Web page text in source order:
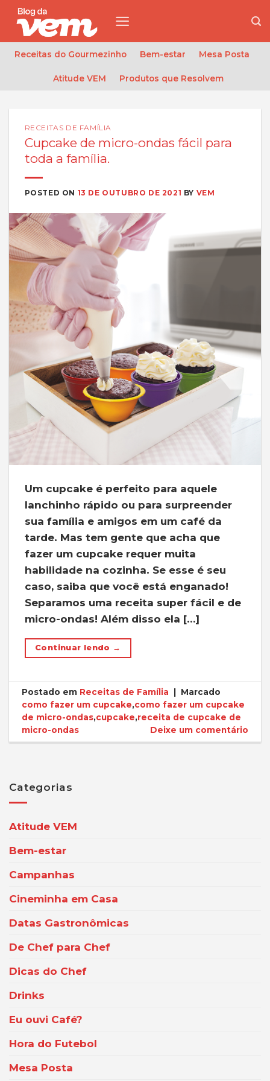
Skip
content
Receitas do Gourmezinho Bem-estar Mesa Posta
Atitude VEM Produtos que Resolvem
RECEITAS DE FAMÍLIA
Cupcake de micro-ondas fácil para
toda a família.
POSTED ON 13 DE OUTUBRO DE 2021 BY VEM
Um cupcake é perfeito para aquele
lanchinho rápido ou para surpreender
sua família e amigos em um café da
tarde. Mas tem gente que acha que
fazer um cupcake requer muita
habilidade na cozinha. Se esse é seu
caso, saiba que você está enganado!
Separamos uma receita super fácil e de
micro-ondas! Além disso ela […]
Continuar lendo →
Postado em Receitas de Família
Marcado
como fazer um cupcake,como fazer um cupcake
de micro-ondas,cupcake,receita de cupcake de
micro-ondas
Deixe um comentário
Categorias
Atitude VEM
Bem-estar
Campanhas
Cineminha em Casa
Datas Gastronômicas
De Chef para Chef
Dicas do Chef
Drinks
Eu ouvi Café?
Hora do Futebol
Mesa Posta